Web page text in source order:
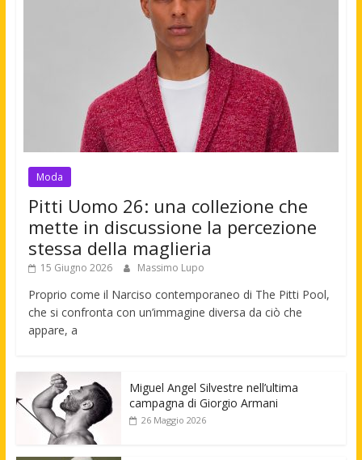
Moda
Pitti Uomo 26: una collezione che
mette in discussione la percezione
stessa della maglieria
15 Giugno 2026 Massimo Lupo
Proprio come il Narciso contemporaneo di The Pitti Pool,
che si confronta con un’immagine diversa da ciò che
appare, a
Miguel Angel Silvestre nell’ultima
campagna di Giorgio Armani
26 Maggio 2026